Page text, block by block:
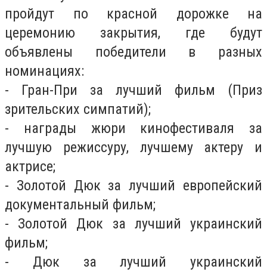
пройдут по красной дорожке на
церемонию закрытия, где будут
объявлены победители в разных
номинациях:
- Гран-При за лучший фильм (Приз
зрительских симпатий);
- награды жюри кинофестиваля за
лучшую режиссуру, лучшему актеру и
актрисе;
- Золотой Дюк за лучший европейский
документальный фильм;
- Золотой Дюк за лучший украинский
фильм;
- Дюк за лучший украинский